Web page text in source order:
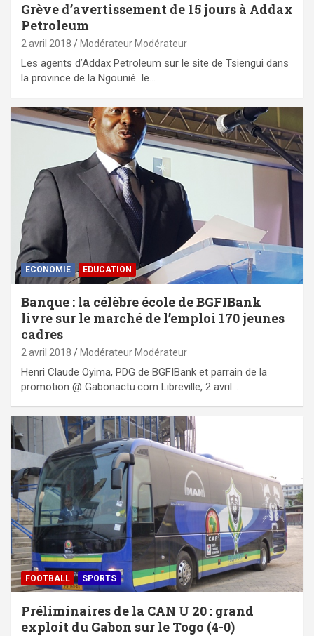
Grève d’avertissement de 15 jours à Addax
Petroleum
2 avril 2018 Modérateur Modérateur
Les agents d’Addax Petroleum sur le site de Tsiengui dans
la province de la Ngounié le…
ECONOMIE EDUCATION
Banque : la célèbre école de BGFIBank
livre sur le marché de l’emploi 170 jeunes
cadres
2 avril 2018 Modérateur Modérateur
Henri Claude Oyima, PDG de BGFIBank et parrain de la
promotion @ Gabonactu.com Libreville, 2 avril…
FOOTBALL SPORTS
Préliminaires de la CAN U 20 : grand
exploit du Gabon sur le Togo (4-0)